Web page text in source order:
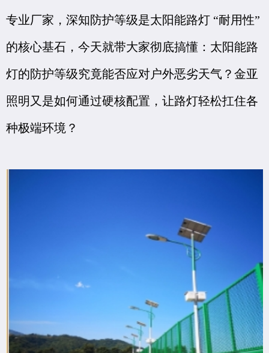
专业厂家，深知防护等级是太阳能路灯 “耐用性”
的核心基石，今天就带大家彻底搞懂：太阳能路
灯的防护等级究竟能否应对户外恶劣天气？金亚
照明又是如何通过硬核配置，让路灯轻松扛住各
种极端环境？